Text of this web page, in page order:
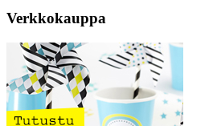
Verkkokauppa